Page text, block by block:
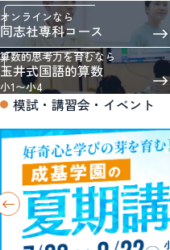
オンラインなら
同志社専科コース
算数的思考力を育むなら
玉井式国語的算数
小1〜小4
模試・講習会・イベント